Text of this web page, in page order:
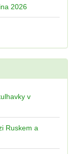
2026
v
Ruskem a